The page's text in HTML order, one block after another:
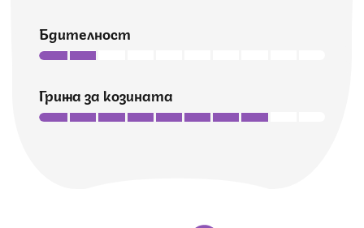
Бдителност
Грижа за козината